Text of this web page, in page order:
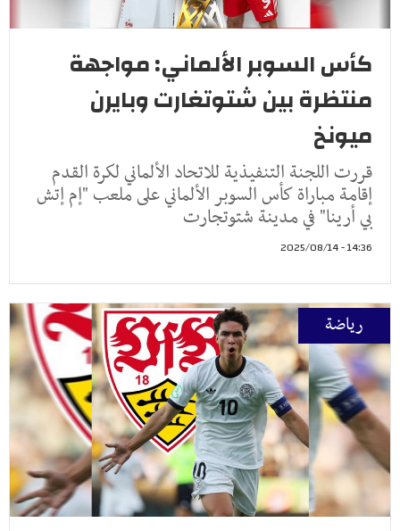
كأس السوبر الألماني: مواجهة
منتظرة بين شتوتغارت وبايرن
ميونخ
قررت اللجنة التنفيذية للاتحاد الألماني لكرة القدم
إقامة مباراة كأس السوبر الألماني على ملعب "إم إتش
بي أرينا" في مدينة شتوتجارت
14:36 - 2025/08/14
رياضة